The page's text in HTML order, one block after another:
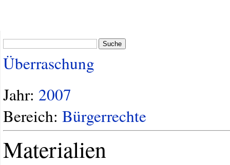
Suche
Überraschung
Jahr: 2007
Bereich: Bürgerrechte
Materialien